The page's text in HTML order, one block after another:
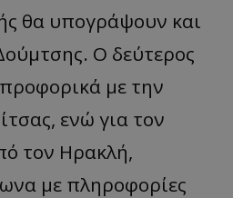
θα υπογράψουν και
Ο δεύτερος
με την
ενώ για τον
τον Ηρακλή,
με πληροφορίες